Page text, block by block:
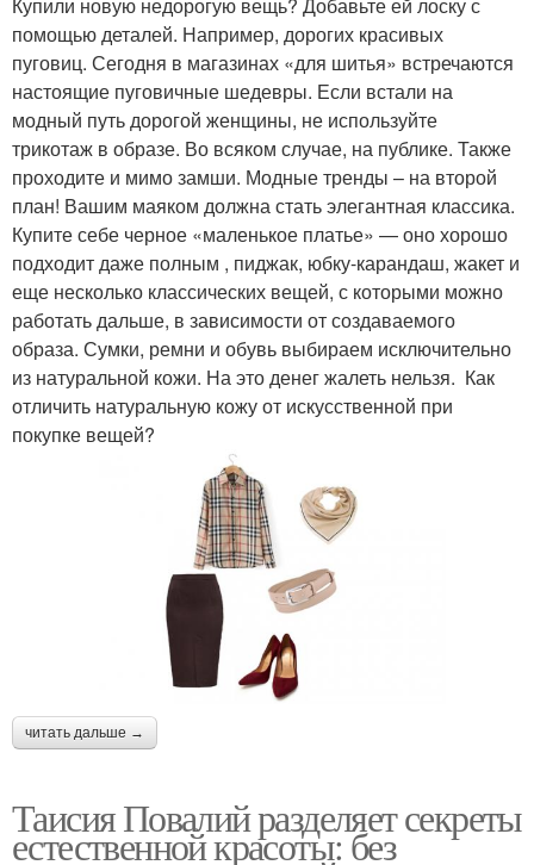
помощью деталей. Например, дорогих красивых
пуговиц. Сегодня в магазинах «для шитья» встречаются
настоящие пуговичные шедевры. Если встали на
модный путь дорогой женщины, не используйте
трикотаж в образе. Во всяком случае, на публике. Также
проходите и мимо замши. Модные тренды – на второй
план! Вашим маяком должна стать элегантная классика.
Купите себе черное «маленькое платье» — оно хорошо
подходит даже полным , пиджак, юбку-карандаш, жакет и
еще несколько классических вещей, с которыми можно
работать дальше, в зависимости от создаваемого
образа. Сумки, ремни и обувь выбираем исключительно
из натуральной кожи. На это денег жалеть нельзя. Как
отличить натуральную кожу от искусственной при
покупке вещей?
читать дальше →
Таисия Повалий разделяет секреты
естественной красоты: без